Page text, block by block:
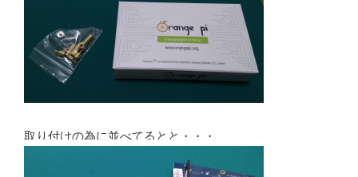
取り付けの為に並べてるとと・・・